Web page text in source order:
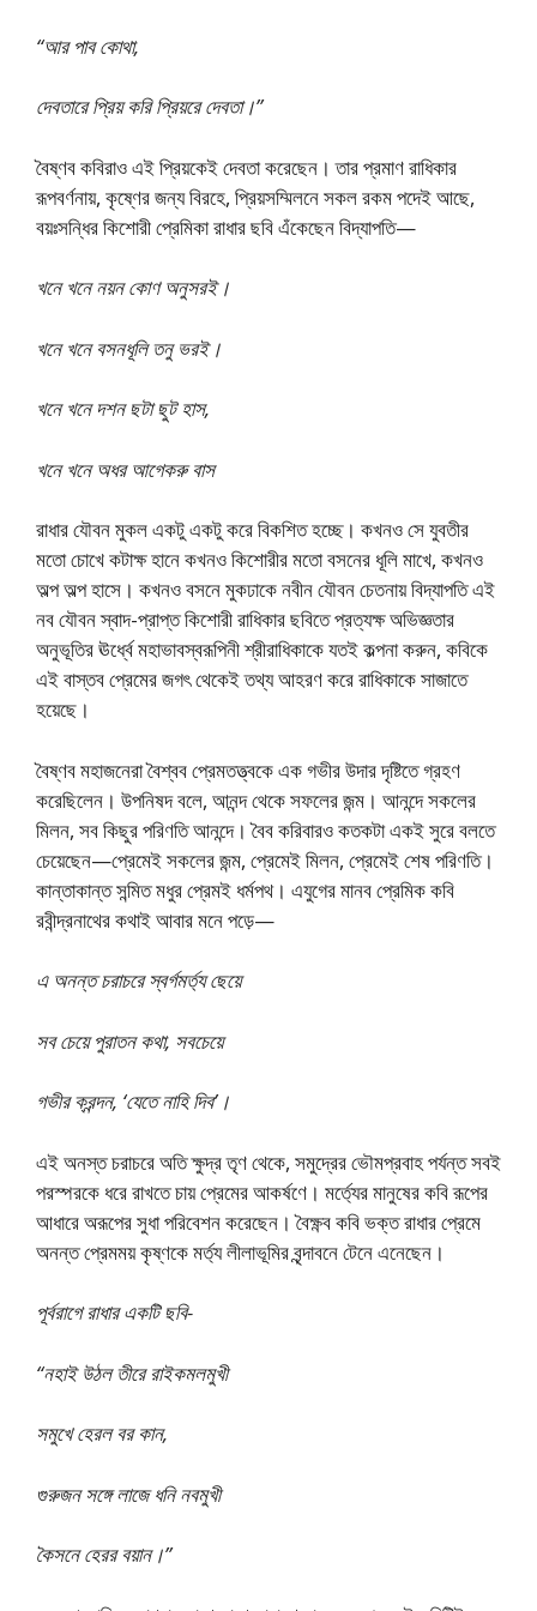
“আর পাব কোথা,
দেবতারে প্রিয় করি প্রিয়রে দেবতা।”
বৈষ্ণব কবিরাও এই প্রিয়কেই দেবতা করেছেন। তার প্রমাণ রাধিকার
রূপবর্ণনায়, কৃষ্ণের জন্য বিরহে, প্রিয়সম্মিলনে সকল রকম পদেই আছে,
বয়ঃসন্ধির কিশোরী প্রেমিকা রাধার ছবি এঁকেছেন বিদ্যাপতি—
খনে খনে নয়ন কোণ অনুসরই।
খনে খনে বসনধূলি তনু ভরই।
খনে খনে দশন ছটা ছুট হাস,
খনে খনে অধর আগেকরু বাস
রাধার যৌবন মুকল একটু একটু করে বিকশিত হচ্ছে। কখনও সে যুবতীর
মতো চোখে কটাক্ষ হানে কখনও কিশোরীর মতো বসনের ধূলি মাখে, কখনও
অল্প অল্প হাসে। কখনও বসনে মুকঢাকে নবীন যৌবন চেতনায় বিদ্যাপতি এই
নব যৌবন স্বাদ-প্রাপ্ত কিশোরী রাধিকার ছবিতে প্রত্যক্ষ অভিজ্ঞতার
অনুভূতির ঊর্ধ্বে মহাভাবস্বরূপিনী শ্রীরাধিকাকে যতই কল্পনা করুন, কবিকে
এই বাস্তব প্রেমের জগৎ থেকেই তথ্য আহরণ করে রাধিকাকে সাজাতে
হয়েছে।
বৈষ্ণব মহাজনেরা বৈশ্বব প্রেমতত্ত্বকে এক গভীর উদার দৃষ্টিতে গ্রহণ
করেছিলেন। উপনিষদ বলে, আনন্দ থেকে সফলের জন্ম। আনন্দে সকলের
মিলন, সব কিছুর পরিণতি আনন্দে। বৈব করিবারও কতকটা একই সুরে বলতে
চেয়েছেন—প্রেমেই সকলের জন্ম, প্রেমেই মিলন, প্রেমেই শেষ পরিণতি।
কান্তাকান্ত সন্মিত মধুর প্রেমই ধর্মপথ। এযুগের মানব প্রেমিক কবি
রবীন্দ্রনাথের কথাই আবার মনে পড়ে—
এ অনন্ত চরাচরে স্বর্গমর্ত্য ছেয়ে
সব চেয়ে পুরাতন কথা, সবচেয়ে
গভীর ক্রন্দন, ‘যেতে নাহি দিব’।
এই অনস্ত চরাচরে অতি ক্ষুদ্র তৃণ থেকে, সমুদ্রের ভৌমপ্রবাহ পর্যন্ত সবই
পরস্পরকে ধরে রাখতে চায় প্রেমের আকর্ষণে। মর্ত্যের মানুষের কবি রূপের
আধারে অরূপের সুধা পরিবেশন করেছেন। বৈক্ষ্ণব কবি ভক্ত রাধার প্রেমে
অনন্ত প্রেমময় কৃষ্ণকে মর্ত্য লীলাভূমির বৃন্দাবনে টেনে এনেছেন।
পূর্বরাগে রাধার একটি ছবি-
“নহাই উঠল তীরে রাইকমলমুখী
সমুখে হেরল বর কান,
গুরুজন সঙ্গে লাজে ধনি নবমুখী
কৈসনে হেরর বয়ান।”